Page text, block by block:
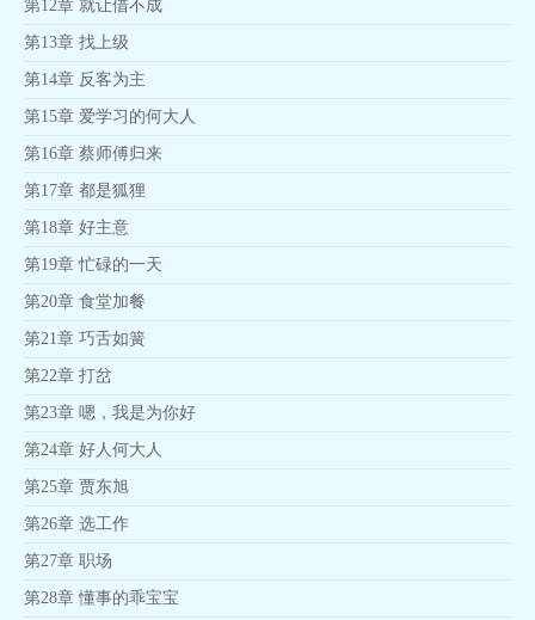
第12章 就让借不成
第13章 找上级
第14章 反客为主
第15章 爱学习的何大人
第16章 蔡师傅归来
第17章 都是狐狸
第18章 好主意
第19章 忙碌的一天
第20章 食堂加餐
第21章 巧舌如簧
第22章 打岔
第23章 嗯，我是为你好
第24章 好人何大人
第25章 贾东旭
第26章 选工作
第27章 职场
第28章 懂事的乖宝宝